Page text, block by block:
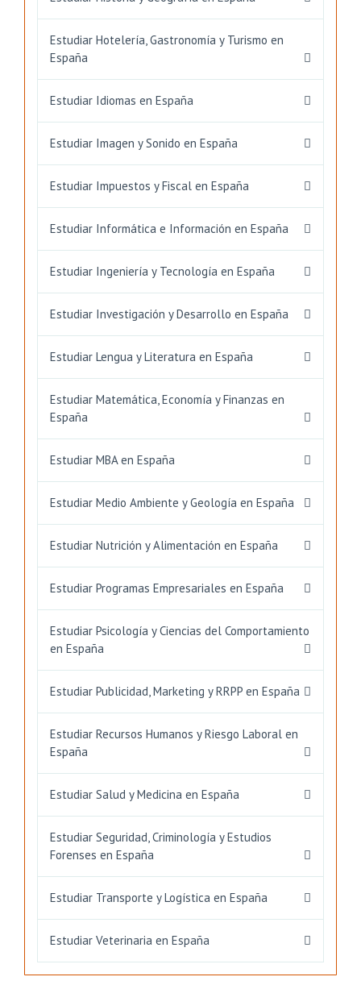
Estudiar Hotelería, Gastronomía y Turismo en
España
Estudiar Idiomas en España
Estudiar Imagen y Sonido en España
Estudiar Impuestos y Fiscal en España
Estudiar Informática e Información en España
Estudiar Ingeniería y Tecnología en España
Estudiar Investigación y Desarrollo en España
Estudiar Lengua y Literatura en España
Estudiar Matemática, Economía y Finanzas en
España
Estudiar MBA en España
Estudiar Medio Ambiente y Geología en España
Estudiar Nutrición y Alimentación en España
Estudiar Programas Empresariales en España
Estudiar Psicología y Ciencias del Comportamiento
en España
Estudiar Publicidad, Marketing y RRPP en España
Estudiar Recursos Humanos y Riesgo Laboral en
España
Estudiar Salud y Medicina en España
Estudiar Seguridad, Criminología y Estudios
Forenses en España
Estudiar Transporte y Logística en España
Estudiar Veterinaria en España